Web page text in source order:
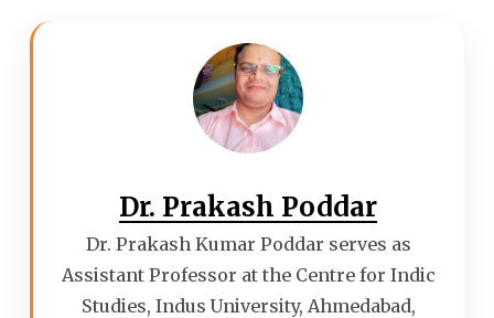
Dr. Prakash Poddar
Dr. Prakash Kumar Poddar serves as
Assistant Professor at the Centre for Indic
Studies, Indus University, Ahmedabad,